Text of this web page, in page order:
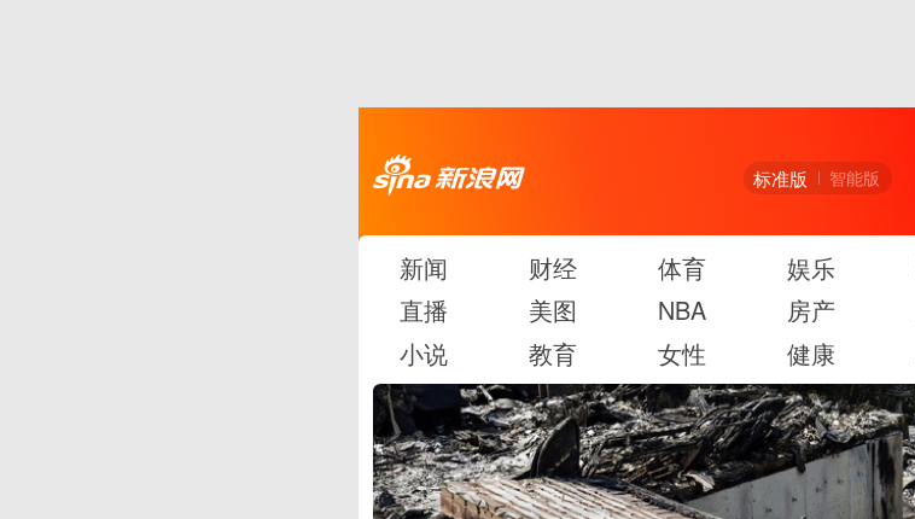
标准版 智能版
新闻 财经 体育 娱乐
直播
美图 NBA 房产
小说
教育 女性 健康